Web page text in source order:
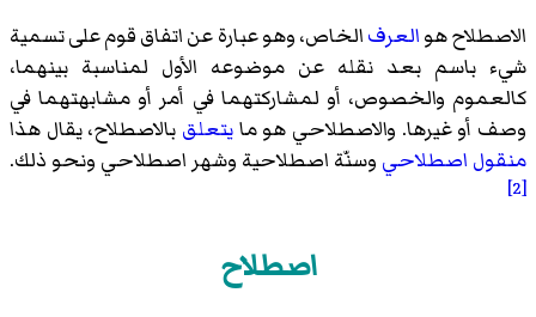
الاصطلاح هوالعرفالخاص، وهو عبارة عن اتفاق قوم على تسمية
شيء باسم بعد نقله عن موضوعه الأول لمناسبة بينهما،
كالعموم والخصوص، أو لمشاركتهما في أمر أو مشابهتهما في
وصف أو غيرها. والاصطلاحي هو مايتعلق بالاصطلاح، يقال هذا
منقول اصطلاحي وسنّة اصطلاحية وشهر اصطلاحي ونحو ذلك.
[2]
اصطلاح